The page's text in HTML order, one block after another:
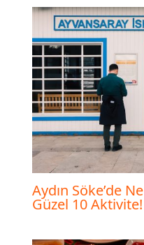
Aydın Söke’de
Güzel 10 Aktivite!